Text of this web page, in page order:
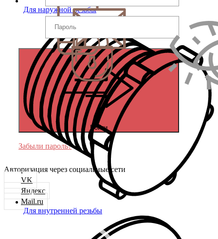
Для наружной резьбы
Для внутренней резьбы
Войти
Забыли пароль?
Авторизация через социальные сети
VK
Яндекс
Mail.ru